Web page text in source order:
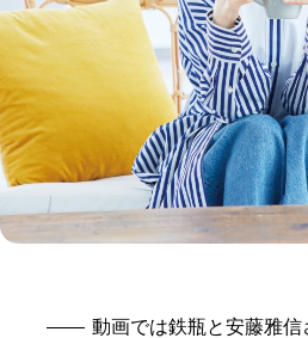
動画では鉄瓶と安藤雅